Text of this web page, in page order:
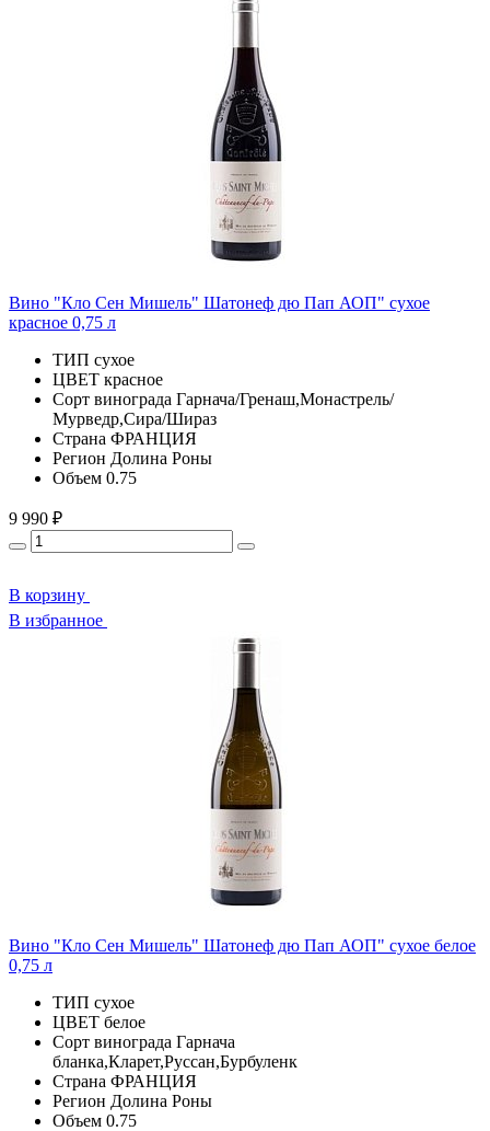
Вино "Кло Сен Мишель" Шатонеф дю Пап АОП" сухое
красное 0,75 л
ТИП сухое
ЦВЕТ красное
Сорт винограда Гарнача/Гренаш,Монастрель/
Мурведр,Сира/Шираз
Страна ФРАНЦИЯ
Регион Долина Роны
Объем 0.75
9 990 ₽
В корзину
В избранное
Вино "Кло Сен Мишель" Шатонеф дю Пап АОП" сухое белое
0,75 л
ТИП сухое
ЦВЕТ белое
Сорт винограда Гарнача
бланка,Кларет,Руссан,Бурбуленк
Страна ФРАНЦИЯ
Регион Долина Роны
Объем 0.75